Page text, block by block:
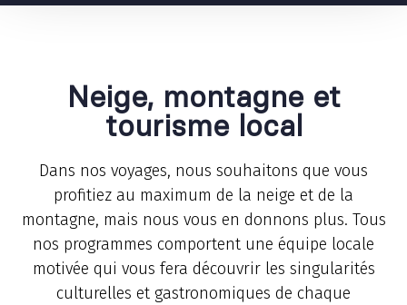
Neige, montagne et
tourisme local
Dans nos voyages, nous souhaitons que vous
profitiez au maximum de la neige et de la
montagne, mais nous vous en donnons plus. Tous
nos programmes comportent une équipe locale
motivée qui vous fera découvrir les singularités
culturelles et gastronomiques de chaque